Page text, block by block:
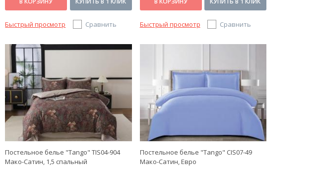
Быстрый просмотр Сравнить Быстрый просмотр Сравнить
Постельное белье "Tango" TIS04-904
Мако-Сатин, 1,5 спальный
Постельное белье "Tango" CIS07-49
Мако-Сатин, Евро